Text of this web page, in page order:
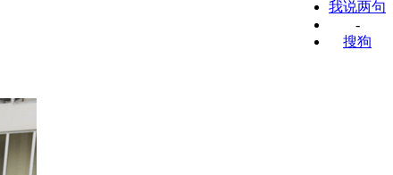
我说两句
-
搜狗